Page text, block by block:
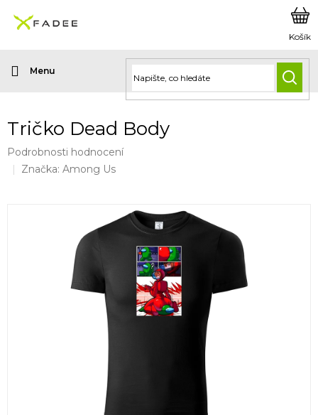
obsah
Tričko Dead Body
Průměrné
hodnocení
Podrobnosti hodnocení
Značka: Among Us